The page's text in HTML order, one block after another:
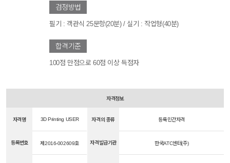
검정방법
필기 : 객관식 25문항(20분) / 실기 : 작업형(40분)
합격기준
100점 만점으로 60점 이상 득점자
자격정보
자격명 3D Printing USER 자격의 종류 등록민간자격
등록번호 제2016-002609호 자격발급기관 한국ATC센터(주)